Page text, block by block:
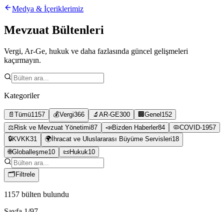
Medya & İçeriklerimiz
Mevzuat Bültenleri
Vergi, Ar-Ge, hukuk ve daha fazlasında güncel gelişmeleri
kaçırmayın.
Kategoriler
📄 Tümü1157 💰Vergi366 🔬 AR-GE300 🏢 Genel 152
⚖️ Risk ve Mevzuat Yönetimi87 📣Bizden Haberler84 🦠COVID-1957
🔒KVKK31 🌍 İhracat ve Uluslararası Büyüme Servisleri18
🌐Globalleşme10 📜Hukuk10
🗂 Filtrele
1157 bülten bulundu